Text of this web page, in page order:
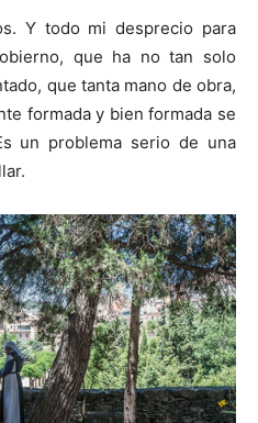
Y todo mi desprecio para
que ha no tan solo
que tanta mano de obra,
formada y bien formada se
un problema serio de una